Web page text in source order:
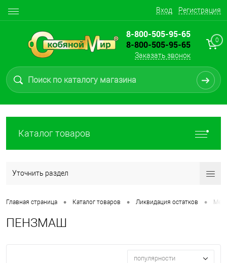
Вход Регистрация
8-800-505-95-65
8-800-505-95-65
Заказать звонок
0
Каталог товаров
Уточнить раздел
Главная страница • Каталог товаров • Ликвидация остатков •
ПЕНЗМАШ
популярности